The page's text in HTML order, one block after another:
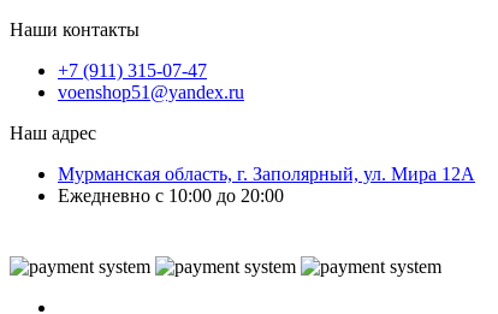
Наши контакты
+7 (911) 315-07-47
voenshop51@yandex.ru
Наш адрес
Мурманская область, г. Заполярный, ул. Мира 12А
Ежедневно с 10:00 до 20:00